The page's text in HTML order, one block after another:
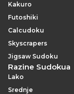
Kakuro
Futoshiki
Calcudoku
Skyscrapers
Jigsaw Sudoku
Razine Sudokua
Lako
Srednje